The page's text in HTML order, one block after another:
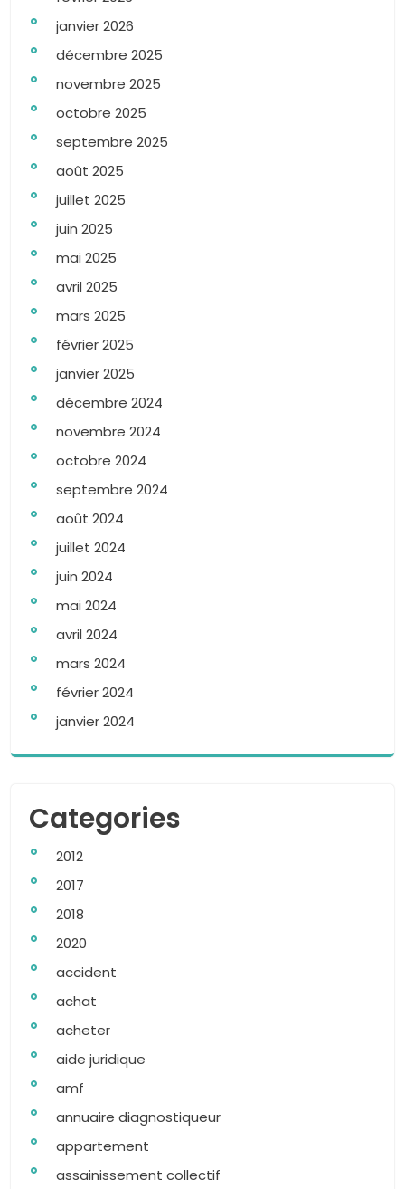
janvier 2026
décembre 2025
novembre 2025
octobre 2025
septembre 2025
août 2025
juillet 2025
juin 2025
mai 2025
avril 2025
mars 2025
février 2025
janvier 2025
décembre 2024
novembre 2024
octobre 2024
septembre 2024
août 2024
juillet 2024
juin 2024
mai 2024
avril 2024
mars 2024
février 2024
janvier 2024
Categories
2012
2017
2018
2020
accident
achat
acheter
aide juridique
amf
annuaire diagnostiqueur
appartement
assainissement collectif